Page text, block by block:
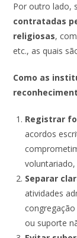
Por outro lado,
contratadas
religiosas,
etc., as quais
Como as
Registrar
acordos
Separar
atividades
ou suporte